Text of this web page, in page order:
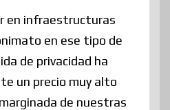
en infraestructuras
en ese tipo de
de privacidad ha
un precio muy alto
de nuestras